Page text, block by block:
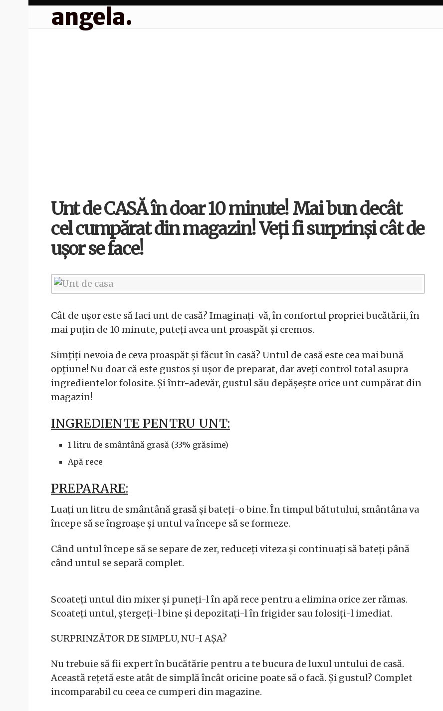
angela.
Unt de CASĂ în doar 10 minute! Mai bun decât
cel cumpărat din magazin! Veți fi surprinși cât de
ușor se face!
Cât de ușor este să faci unt de casă? Imaginați-vă, în confortul propriei bucătării, în
mai puțin de 10 minute, puteți avea unt proaspăt și cremos.
Simțiți nevoia de ceva proaspăt și făcut în casă? Untul de casă este cea mai bună
opțiune! Nu doar că este gustos și ușor de preparat, dar aveți control total asupra
ingredientelor folosite. Și într-adevăr, gustul său depășește orice unt cumpărat din
magazin!
INGREDIENTE PENTRU UNT:
1 litru de smântână grasă (33% grăsime)
Apă rece
PREPARARE:
Luați un litru de smântână grasă și bateți-o bine. În timpul bătutului, smântâna va
începe să se îngroașe și untul va începe să se formeze.
Când untul începe să se separe de zer, reduceți viteza și continuați să bateți până
când untul se separă complet.
Scoateți untul din mixer și puneți-l în apă rece pentru a elimina orice zer rămas.
Scoateți untul, ștergeți-l bine și depozitați-l în frigider sau folosiți-l imediat.
SURPRINZĂTOR DE SIMPLU, NU-I AȘA?
Nu trebuie să fii expert în bucătărie pentru a te bucura de luxul untului de casă.
Această rețetă este atât de simplă încât oricine poate să o facă. Și gustul? Complet
incomparabil cu ceea ce cumperi din magazine.